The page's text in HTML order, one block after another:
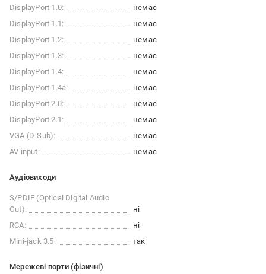
DisplayPort 1.0:
немає
DisplayPort 1.1:
немає
DisplayPort 1.2:
немає
DisplayPort 1.3:
немає
DisplayPort 1.4:
немає
DisplayPort 1.4a:
немає
DisplayPort 2.0:
немає
DisplayPort 2.1:
немає
VGA (D-Sub):
немає
AV input:
немає
Аудіовиходи
S/PDIF (Optical Digital Audio
Out):
ні
RCA:
ні
Mini-jack 3.5:
так
Мережеві порти (фізичні)